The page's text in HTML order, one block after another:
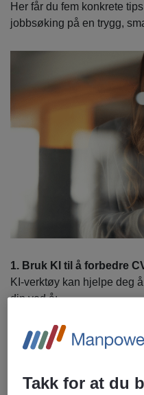
Her får du fem konkrete
jobbsøking på en trygg,
1. Bruk KI til å forbedre
KI-verktøy kan hjelpe deg
din ved å:
rydde opp i språk,
foreslå bedre og mer
hente ut relevante
Takk for at du